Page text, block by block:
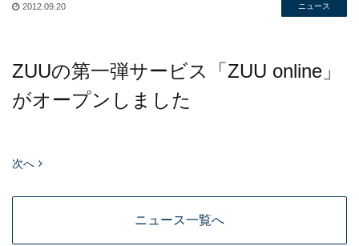
2012.09.20 ニュース
ZUUの第一弾サービス「ZUU online」
がオープンしました
次へ
ニュース一覧へ